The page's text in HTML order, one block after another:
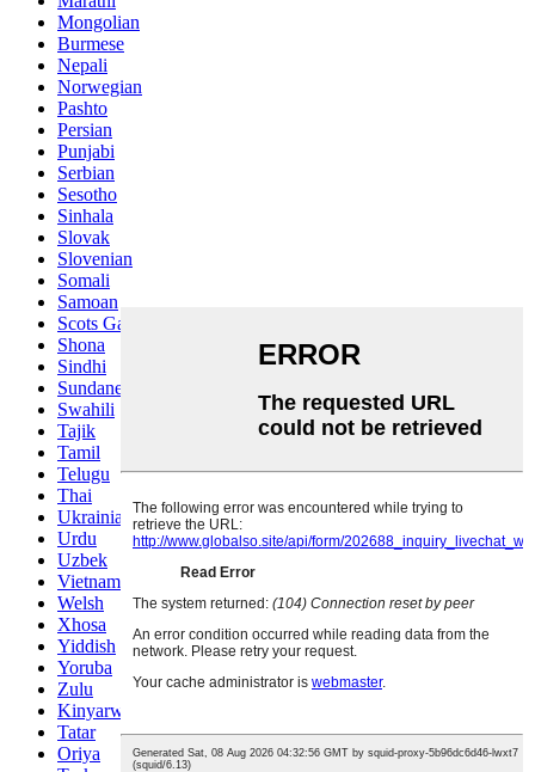
Mongolian
Burmese
Nepali
Norwegian
Pashto
Persian
Punjabi
Serbian
Sesotho
Sinhala
Slovak
Slovenian
Somali
Samoan
Scots Gaelic
Shona
Sindhi
Sundanese
Swahili
Tajik
Tamil
Telugu
Thai
Ukrainian
Urdu
Uzbek
Vietnamese
Welsh
Xhosa
Yiddish
Yoruba
Zulu
Kinyarwanda
Tatar
Oriya